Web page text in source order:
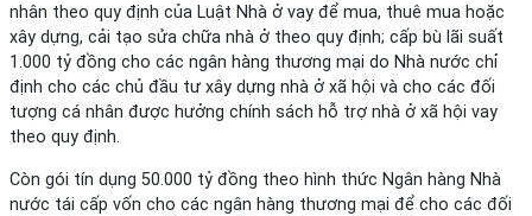
nhân theo quy định của Luật Nhà ở vay để mua, thuê mua hoặc
xây dựng, cải tạo sửa chữa nhà ở theo quy định; cấp bù lãi suất
1.000 tỷ đồng cho các ngân hàng thương mại do Nhà nước chỉ
định cho các chủ đầu tư xây dựng nhà ở xã hội và cho các đối
tượng cá nhân được hưởng chính sách hỗ trợ nhà ở xã hội vay
theo quy định.
Còn gói tín dụng 50.000 tỷ đồng theo hình thức Ngân hàng Nhà
nước tái cấp vốn cho các ngân hàng thương mại để cho các đối